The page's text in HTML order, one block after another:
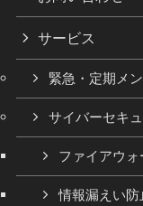
サービス
緊急・定期メ
サイバーセキ
ファイアウォ
情報漏えい防